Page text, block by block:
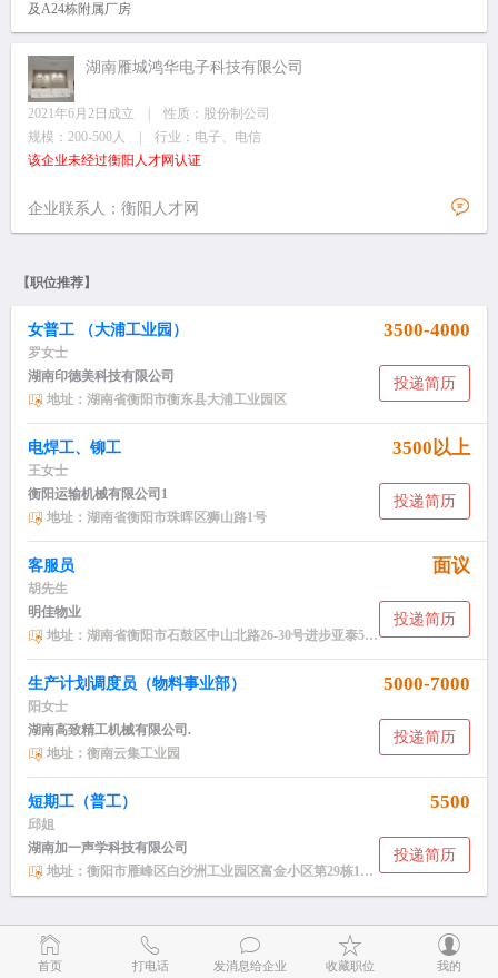
及A24栋附属厂房
湖南雁城鸿华电子科技有限公司
2021年6月2日成立 | 性质：股份制公司
规模：200-500人 | 行业：电子、电信
该企业未经过衡阳人才网认证
企业联系人：衡阳人才网
【职位推荐】
女普工 （大浦工业园） 3500-4000
罗女士
投递简历
湖南印德美科技有限公司
地址：湖南省衡阳市衡东县大浦工业园区
电焊工、铆工 3500以上
王女士
投递简历
衡阳运输机械有限公司1
地址：湖南省衡阳市珠晖区狮山路1号
客服员 面议
胡先生
投递简历
明佳物业
地址：湖南省衡阳市石鼓区中山北路26-30号进步亚泰5010室
生产计划调度员（物料事业部） 5000-7000
阳女士
投递简历
湖南高致精工机械有限公司.
地址：衡南云集工业园
短期工（普工） 5500
邱姐
投递简历
湖南加一声学科技有限公司
地址：衡阳市雁峰区白沙洲工业园区富金小区第29栋1层20号
首页 打电话 发消息给企业 收藏职位 我的